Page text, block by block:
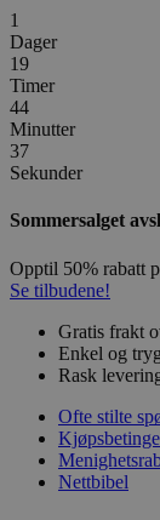
1
Dager
19
Timer
44
Minutter
37
Sekunder
Sommersalget
Opptil 50% rabatt
Se tilbudene!
Gratis frakt
Enkel og
Rask
Ofte stilte
Nettbibel